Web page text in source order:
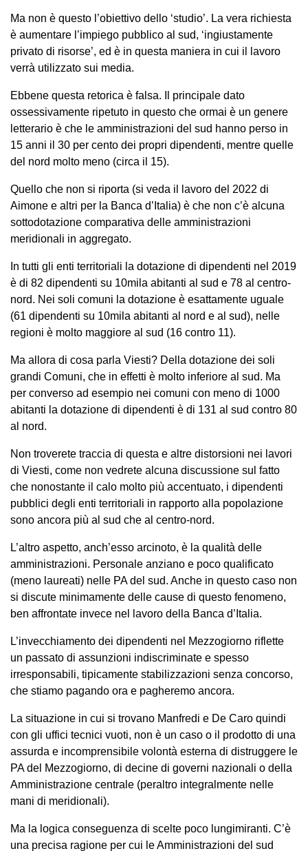
Ma non è questo l’obiettivo dello ‘studio’. La vera richiesta
è aumentare l’impiego pubblico al sud, ‘ingiustamente
privato di risorse’, ed è in questa maniera in cui il lavoro
verrà utilizzato sui media.
Ebbene questa retorica è falsa. Il principale dato
ossessivamente ripetuto in questo che ormai è un genere
letterario è che le amministrazioni del sud hanno perso in
15 anni il 30 per cento dei propri dipendenti, mentre quelle
del nord molto meno (circa il 15).
Quello che non si riporta (si veda il lavoro del 2022 di
Aimone e altri per la Banca d’Italia) è che non c’è alcuna
sottodotazione comparativa delle amministrazioni
meridionali in aggregato.
In tutti gli enti territoriali la dotazione di dipendenti nel 2019
è di 82 dipendenti su 10mila abitanti al sud e 78 al centro-
nord. Nei soli comuni la dotazione è esattamente uguale
(61 dipendenti su 10mila abitanti al nord e al sud), nelle
regioni è molto maggiore al sud (16 contro 11).
Ma allora di cosa parla Viesti? Della dotazione dei soli
grandi Comuni, che in effetti è molto inferiore al sud. Ma
per converso ad esempio nei comuni con meno di 1000
abitanti la dotazione di dipendenti è di 131 al sud contro 80
al nord.
Non troverete traccia di questa e altre distorsioni nei lavori
di Viesti, come non vedrete alcuna discussione sul fatto
che nonostante il calo molto più accentuato, i dipendenti
pubblici degli enti territoriali in rapporto alla popolazione
sono ancora più al sud che al centro-nord.
L’altro aspetto, anch’esso arcinoto, è la qualità delle
amministrazioni. Personale anziano e poco qualificato
(meno laureati) nelle PA del sud. Anche in questo caso non
si discute minimamente delle cause di questo fenomeno,
ben affrontate invece nel lavoro della Banca d’Italia.
L’invecchiamento dei dipendenti nel Mezzogiorno riflette
un passato di assunzioni indiscriminate e spesso
irresponsabili, tipicamente stabilizzazioni senza concorso,
che stiamo pagando ora e pagheremo ancora.
La situazione in cui si trovano Manfredi e De Caro quindi
con gli uffici tecnici vuoti, non è un caso o il prodotto di una
assurda e incomprensibile volontà esterna di distruggere le
PA del Mezzogiorno, di decine di governi nazionali o della
Amministrazione centrale (peraltro integralmente nelle
mani di meridionali).
Ma la logica conseguenza di scelte poco lungimiranti. C’è
una precisa ragione per cui le Amministrazioni del sud